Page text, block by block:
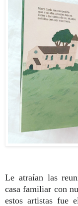
Le atraían las
casa familiar con
estos artistas fue